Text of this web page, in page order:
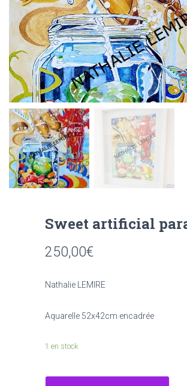
Sweet artificial
250,00€
Nathalie LEMIRE
Aquarelle 52x42cm encadrée
1 en stock